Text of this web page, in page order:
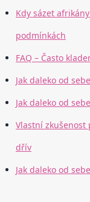
Kdy sázet
podmínkách
FAQ – Často
Jak daleko od
Jak daleko od
Vlastní zkušenost
dřív
Jak daleko od